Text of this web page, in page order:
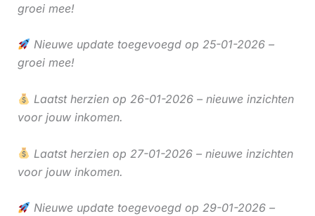
groei mee!
Nieuwe update toegevoegd op 25-01-2026 –
groei mee!
Laatst herzien op 26-01-2026 – nieuwe inzichten
voor jouw inkomen.
Laatst herzien op 27-01-2026 – nieuwe inzichten
voor jouw inkomen.
Nieuwe update toegevoegd op 29-01-2026 –